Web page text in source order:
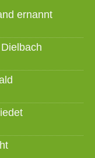
ernannt